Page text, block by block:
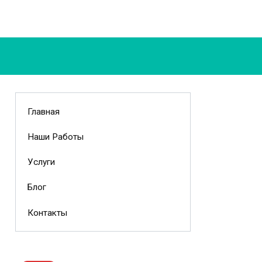
Главная
Наши Работы
Услуги
Блог
Контакты